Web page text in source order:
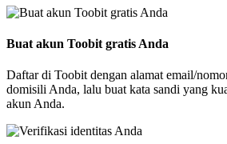
Buat akun Toobit gratis Anda
Daftar di Toobit dengan alamat email/
domisili Anda, lalu buat kata sandi yang
akun Anda.